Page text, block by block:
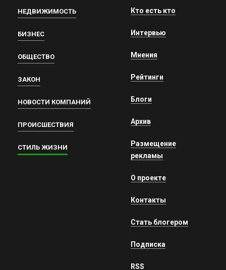
НЕДВИЖИМОСТЬ
БИЗНЕС
ОБЩЕСТВО
ЗАКОН
НОВОСТИ КОМПАНИЙ
ПРОИСШЕСТВИЯ
СТИЛЬ ЖИЗНИ
Кто есть кто
Интервью
Мнения
Рейтинги
Блоги
Архив
Размещение
рекламы
О проекте
Контакты
Стать блогером
Подписка
RSS